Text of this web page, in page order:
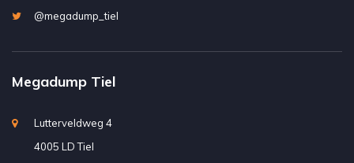
@megadump_tiel
Megadump Tiel
Lutterveldweg 4
4005 LD Tiel